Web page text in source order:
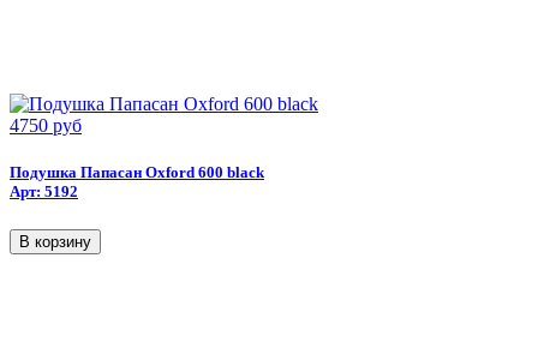
4750 руб
Подушка Папасан Oxford 600 black
Арт: 5192